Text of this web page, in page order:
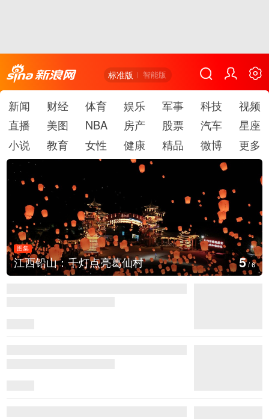
标准版 智能版
新闻 财经 体育 娱乐 军事 科技
视频
直播
美图 NBA 房产 股票 汽车
星座
小说
教育 女性 健康 精品 微博 更多
图集
江西铅山：千灯点亮葛仙村 5/6